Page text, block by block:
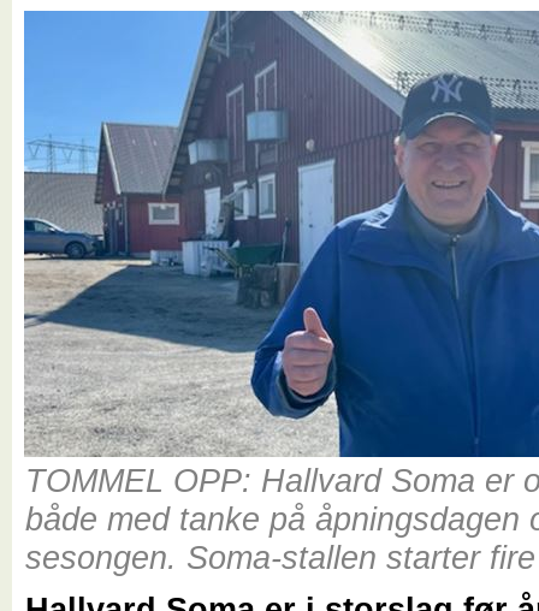
TOMMEL OPP: Hallvard Soma er
både med tanke på åpningsdagen
sesongen. Soma-stallen starter